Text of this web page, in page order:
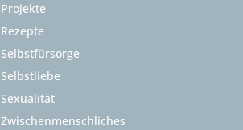
Projekte
Rezepte
Selbstfürsorge
Selbstliebe
Sexualität
Zwischenmenschliches